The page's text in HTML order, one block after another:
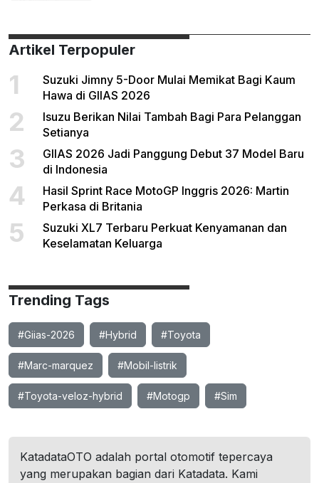
Artikel Terpopuler
1
Suzuki Jimny 5-Door Mulai Memikat Bagi Kaum
Hawa di GIIAS 2026
2
Isuzu Berikan Nilai Tambah Bagi Para Pelanggan
Setianya
3
GIIAS 2026 Jadi Panggung Debut 37 Model Baru
di Indonesia
4
Hasil Sprint Race MotoGP Inggris 2026: Martin
Perkasa di Britania
5
Suzuki XL7 Terbaru Perkuat Kenyamanan dan
Keselamatan Keluarga
Trending Tags
#Giias-2026 #Hybrid #Toyota
#Marc-marquez #Mobil-listrik
#Toyota-veloz-hybrid #Motogp #Sim
KatadataOTO adalah portal otomotif tepercaya
yang merupakan bagian dari Katadata. Kami